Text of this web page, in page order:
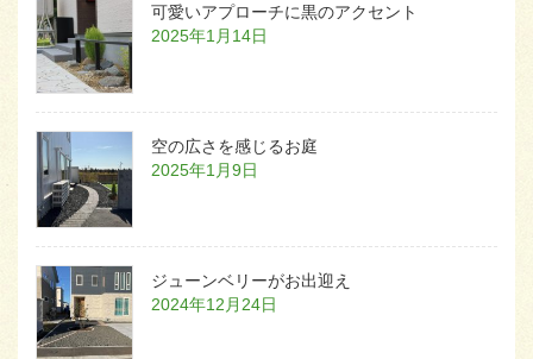
可愛いアプローチに黒のアクセント
2025年1月14日
空の広さを感じるお庭
2025年1月9日
ジューンベリーがお出迎え
2024年12月24日